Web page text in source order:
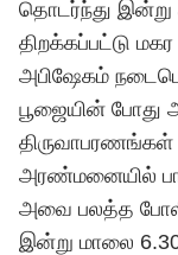
தொடர்ந்து இன்று
திறக்கப்பட்டு மகர
அபிஷேகம்
பூஜையின் போது
திருவாபரணங்கள்
அரண்மனையில்
அவை பலத்த
இன்று மாலை